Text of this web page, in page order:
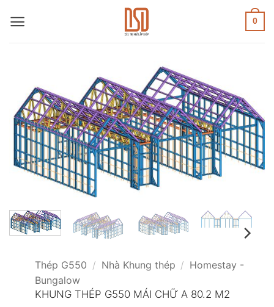
0
Thép G550 / Nhà Khung thép / Homestay -
Bungalow
KHUNG THÉP G550 MÁI CHỮ A 80.2 M2